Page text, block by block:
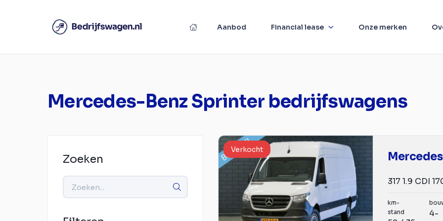
Aanbod Financial lease Onze merken
Mercedes-Benz Sprinter bedrijfswagens
Zoeken
Verkocht
km-
stand
4-